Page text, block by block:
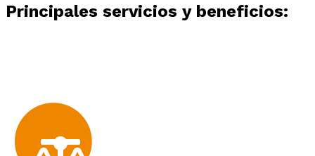
Principales servicios y beneficios: